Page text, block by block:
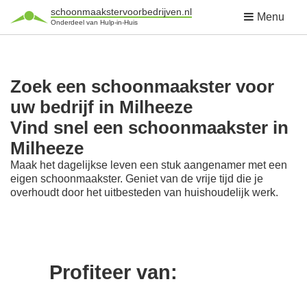
schoonmaakstervoorbedrijven.nl
Onderdeel van Hulp-in-Huis Menu
Zoek een schoonmaakster voor
uw bedrijf in Milheeze
Vind snel een schoonmaakster in
Milheeze
Maak het dagelijkse leven een stuk aangenamer met een
eigen schoonmaakster. Geniet van de vrije tijd die je
overhoudt door het uitbesteden van huishoudelijk werk.
Profiteer van: